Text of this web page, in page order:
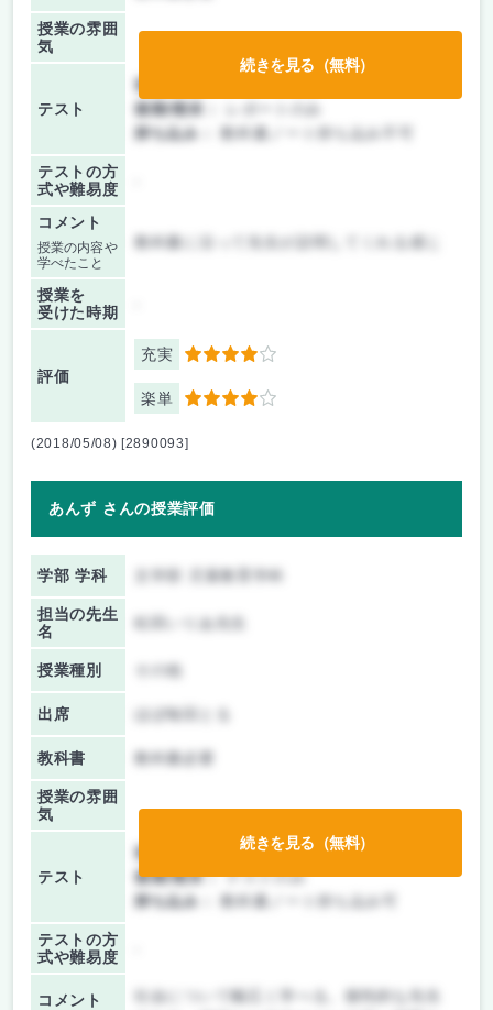
授業の雰囲
気
テスト
前期/中間：
後期/期末：
持ち込み：
教科書ノート持ち込み不可
テストの方
式や難易度
コメント
授業の内容や
学べたこと
教科書に沿って先生が説明してくれる感じ
授業を
受けた時期
評価
充実 4
楽単 4
続きを見る（無料）
(2018/05/08) [2890093]
あんず さんの授業評価
学部 学科 文学部 児童教育学科
担当の先生
名
松田いりあ先生
授業種別 その他
出席 ほぼ毎回とる
教科書 教科書必要
授業の雰囲
気
テスト
前期/中間：
テストのみ
後期/期末：テストのみ
持ち込み：
教科書ノート持ち込み可
テストの方
式や難易度
コメント
社会について幅広く学べる。個性的な先生
続きを見る（無料）